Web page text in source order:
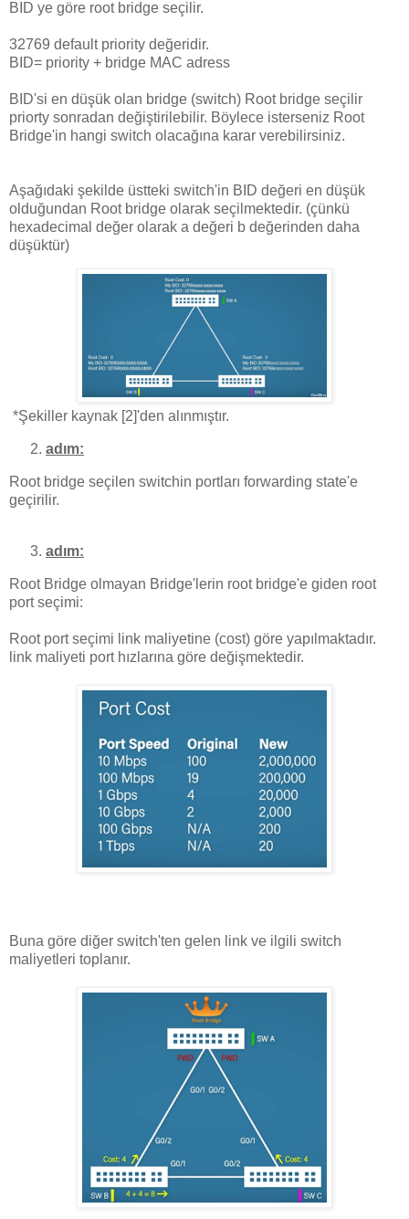
BID ye göre root bridge seçilir.
32769 default priority değeridir.
BID= priority + bridge MAC adress
BID'si en düşük olan bridge (switch) Root bridge seçilir
priorty sonradan değiştirilebilir. Böylece isterseniz Root
Bridge'in hangi switch olacağına karar verebilirsiniz.
Aşağıdaki şekilde üstteki switch'in BID değeri en düşük
olduğundan Root bridge olarak seçilmektedir. (çünkü
hexadecimal değer olarak a değeri b değerinden daha
düşüktür)
*Şekiller kaynak [2]'den alınmıştır.
adım:
Root bridge seçilen switchin portları forwarding state'e
geçirilir.
adım:
Root Bridge olmayan Bridge'lerin root bridge'e giden root
port seçimi:
Root port seçimi link maliyetine (cost) göre yapılmaktadır.
link maliyeti port hızlarına göre değişmektedir.
Buna göre diğer switch'ten gelen link ve ilgili switch
maliyetleri toplanır.